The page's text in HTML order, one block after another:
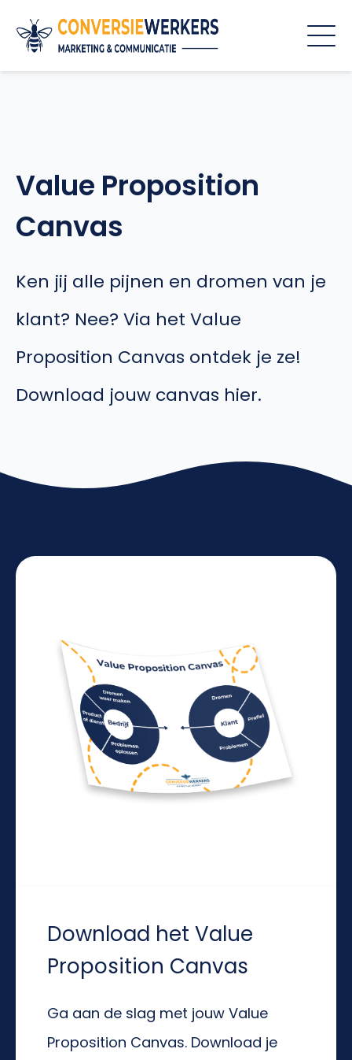
Value Proposition
Canvas
Ken jij alle pijnen en dromen van je
klant? Nee? Via het Value
Proposition Canvas ontdek je ze!
Download jouw canvas hier.
Download het Value
Proposition Canvas
Ga aan de slag met jouw Value
Proposition Canvas. Download je